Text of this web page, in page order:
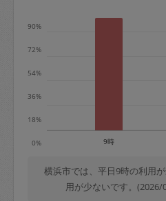
0%
18%
36%
54%
72%
90%
9時
横浜市では、平日9時の利用
用が少ないです。